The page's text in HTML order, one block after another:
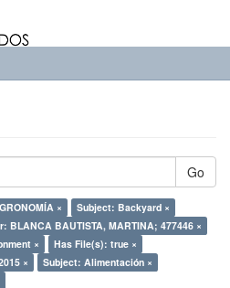
Go
×
Subject: Backyard ×
BLANCA BAUTISTA, MARTINA; 477446 ×
×
Has File(s): true ×
×
Subject: Alimentación ×